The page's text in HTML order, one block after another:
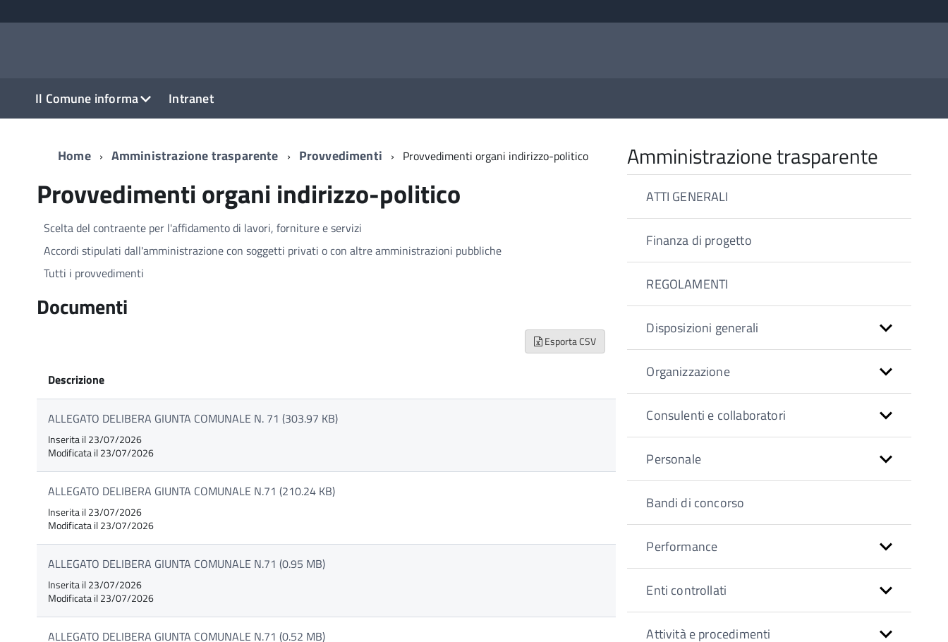
Il Comune informa Intranet
Home Amministrazione trasparente Provvedimenti Provvedimenti organi indirizzo-politico
Provvedimenti organi indirizzo-politico
Scelta del contraente per l'affidamento di lavori, forniture e servizi
Accordi stipulati dall'amministrazione con soggetti privati o con altre amministrazioni pubbliche
Tutti i provvedimenti
Documenti
Esporta CSV
Descrizione
ALLEGATO DELIBERA GIUNTA COMUNALE N. 71 (303.97 KB)
Inserita il 23/07/2026
Modificata il 23/07/2026
ALLEGATO DELIBERA GIUNTA COMUNALE N.71 (210.24 KB)
Inserita il 23/07/2026
Modificata il 23/07/2026
ALLEGATO DELIBERA GIUNTA COMUNALE N.71 (0.95 MB)
Inserita il 23/07/2026
Modificata il 23/07/2026
ALLEGATO DELIBERA GIUNTA COMUNALE N.71 (0.52 MB)
Amministrazione trasparente
ATTI GENERALI
Finanza di progetto
REGOLAMENTI
Disposizioni generali
Organizzazione
Consulenti e collaboratori
Personale
Bandi di concorso
Performance
Enti controllati
Attività e procedimenti